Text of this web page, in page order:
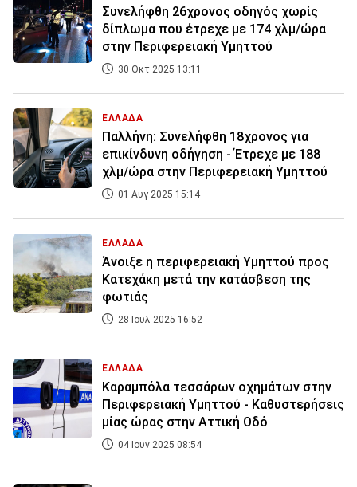
Συνελήφθη 26χρονος οδηγός χωρίς
δίπλωμα που έτρεχε με 174 χλμ/ώρα
στην Περιφερειακή Υμηττού
30 Οκτ 2025 13:11
ΕΛΛΑΔΑ
Παλλήνη: Συνελήφθη 18χρονος για
επικίνδυνη οδήγηση - Έτρεχε με 188
χλμ/ώρα στην Περιφερειακή Υμηττού
01 Αυγ 2025 15:14
ΕΛΛΑΔΑ
Άνοιξε η περιφερειακή Υμηττού προς
Κατεχάκη μετά την κατάσβεση της
φωτιάς
28 Ιουλ 2025 16:52
ΕΛΛΑΔΑ
Καραμπόλα τεσσάρων οχημάτων στην
Περιφερειακή Υμηττού - Καθυστερήσεις
μίας ώρας στην Αττική Οδό
04 Ιουν 2025 08:54